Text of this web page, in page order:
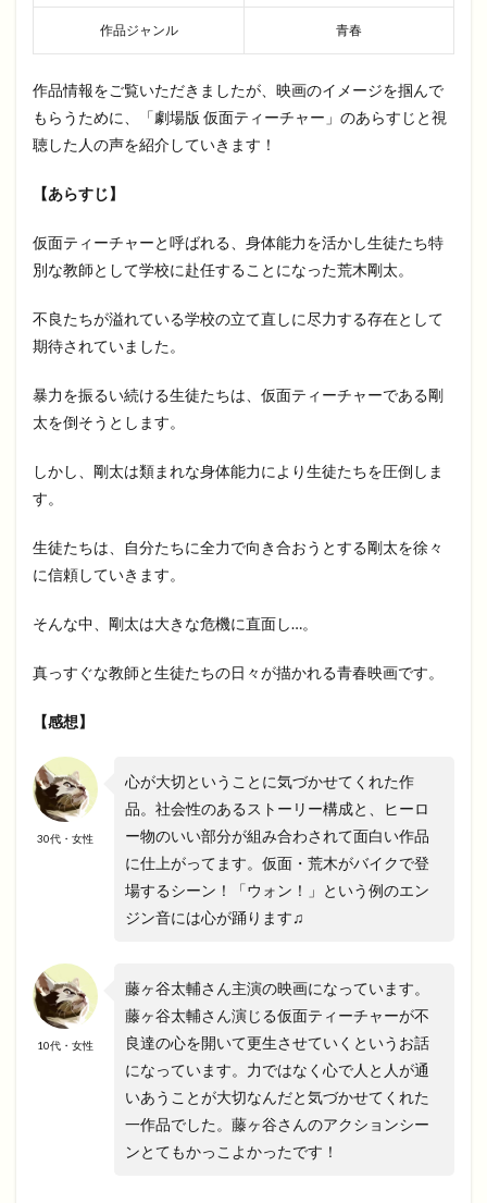
作品ジャンル 青春
作品情報をご覧いただきましたが、映画のイメージを掴んで
もらうために、「劇場版 仮面ティーチャー」のあらすじと視
聴した人の声を紹介していきます！
【あらすじ】
仮面ティーチャーと呼ばれる、身体能力を活かし生徒たち特
別な教師として学校に赴任することになった荒木剛太。
不良たちが溢れている学校の立て直しに尽力する存在として
期待されていました。
暴力を振るい続ける生徒たちは、仮面ティーチャーである剛
太を倒そうとします。
しかし、剛太は類まれな身体能力により生徒たちを圧倒しま
す。
生徒たちは、自分たちに全力で向き合おうとする剛太を徐々
に信頼していきます。
そんな中、剛太は大きな危機に直面し…。
真っすぐな教師と生徒たちの日々が描かれる青春映画です。
【感想】
30代・女性
心が大切ということに気づかせてくれた作
品。社会性のあるストーリー構成と、ヒーロ
ー物のいい部分が組み合わされて面白い作品
に仕上がってます。仮面・荒木がバイクで登
場するシーン！「ウォン！」という例のエン
ジン音には心が踊ります♫
10代・女性
藤ヶ谷太輔さん主演の映画になっています。
藤ヶ谷太輔さん演じる仮面ティーチャーが不
良達の心を開いて更生させていくというお話
になっています。力ではなく心で人と人が通
いあうことが大切なんだと気づかせてくれた
一作品でした。藤ヶ谷さんのアクションシー
ンとてもかっこよかったです！